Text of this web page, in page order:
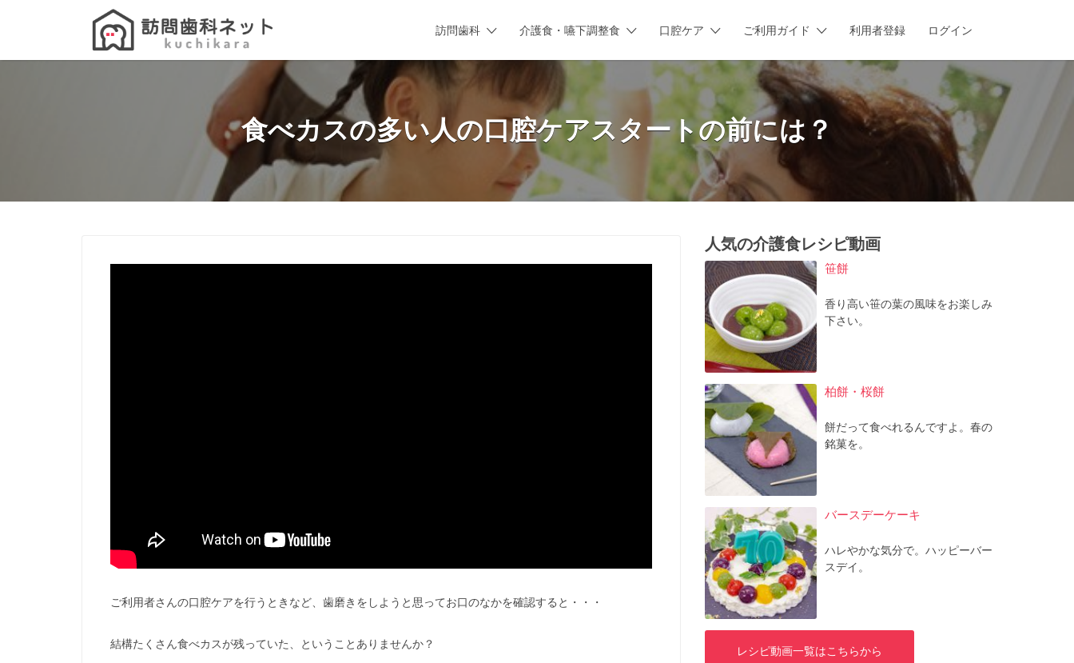
訪問歯科 介護食・嚥下調整食 口腔ケア ご利用ガイド 利用者登録 ログイン
Search
食べカスの多い人の口腔ケアスタートの前には？
ご利用者さんの口腔ケアを行うときなど、歯磨きをしようと思ってお口のなかを確認すると・・・
結構たくさん食べカスが残っていた、ということありませんか？
人気の介護食レシピ動画
笹餅
香り高い笹の葉の風味をお楽しみ
下さい。
柏餅・桜餅
餅だって食べれるんですよ。春の
銘菓を。
バースデーケーキ
ハレやかな気分で。ハッピーバー
スデイ。
レシピ動画一覧はこちらから